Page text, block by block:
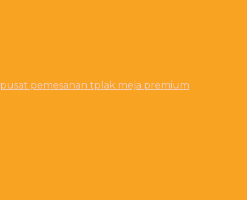
pusat pemesanan tplak meja premium